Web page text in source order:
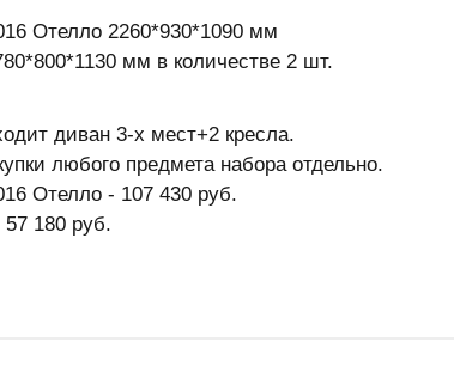
Отелло 2260*930*1090 мм
мм в количестве 2 шт.
диван 3-х мест+2 кресла.
любого предмета набора отдельно.
Отелло - 107 430 руб.
180 руб.